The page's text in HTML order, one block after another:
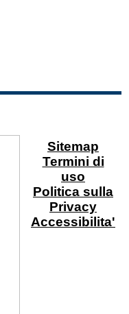
Sitemap
Termini di
uso
Politica sulla
Privacy
Accessibilita'